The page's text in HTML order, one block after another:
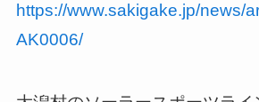
https://www.sakigake.jp/news/
AK0006/